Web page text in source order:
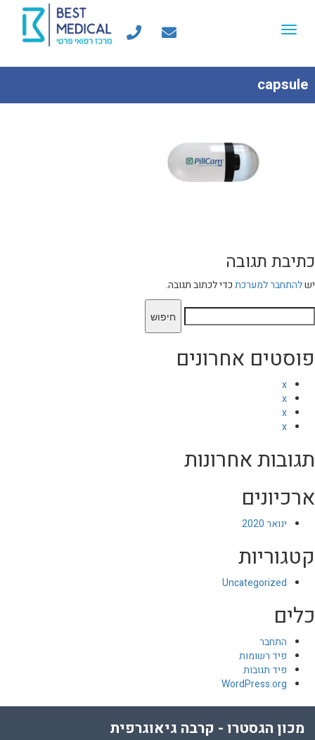
Toggle
capsule
כתיבת תגובה
ישלהתחבר למערכתכדי לכתוב תגובה.
חיפוש:
פוסטים אחרונים
x
x
x
x
תגובות אחרונות
ארכיונים
ינואר 2020
קטגוריות
Uncategorized
כלים
התחבר
פיד רשומות
פיד תגובות
WordPress.org
מכון הגסטרו - קרבה גיאוגרפית